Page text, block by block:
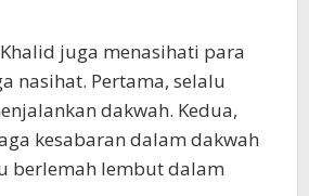
juga menasihati para
nasihat. Pertama, selalu
dakwah. Kedua,
kesabaran dalam dakwah
berlemah lembut dalam